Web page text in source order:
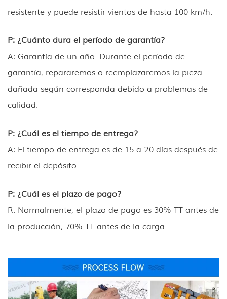
resistente y puede resistir vientos de hasta 100 km/h.
P: ¿Cuánto dura el período de garantía?
A: Garantía de un año. Durante el período de
garantía, repararemos o reemplazaremos la pieza
dañada según corresponda debido a problemas de
calidad.
P: ¿Cuál es el tiempo de entrega?
A: El tiempo de entrega es de 15 a 20 días después de
recibir el depósito.
P: ¿Cuál es el plazo de pago?
R: Normalmente, el plazo de pago es 30% TT antes de
la producción, 70% TT antes de la carga.